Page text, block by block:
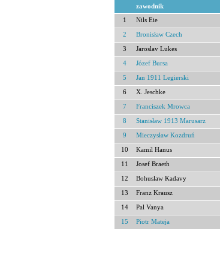
zawodnik
1 Nils Eie
2 Bronisław Czech
3 Jaroslav Lukes
4 Józef Bursa
5 Jan 1911 Legierski
6 X. Jeschke
7 Franciszek Mrowca
8 Stanisław 1913 Marusarz
9 Mieczysław Kozdruń
10 Kamil Hanus
11 Josef Braeth
12 Bohuslaw Kadavy
13 Franz Krausz
14 Pal Vanya
15 Piotr Mateja